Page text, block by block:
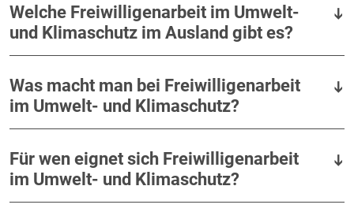
Welche Freiwilligenarbeit im Umwelt-
und Klimaschutz im Ausland gibt es?
Was macht man bei Freiwilligenarbeit
im Umwelt- und Klimaschutz?
Für wen eignet sich Freiwilligenarbeit
im Umwelt- und Klimaschutz?